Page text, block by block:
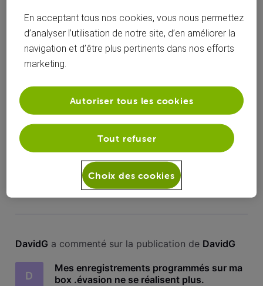
D mercredi 14 juin 2017
Suppression de BETV Addict
Bonjour, je souhaiterais arrêter l’abonnement Be
addict...comment procéder?
0
DavidG a commenté sur la publication de DavidG
D
Mes enregistrements programmés sur ma
box .évasion ne se réalisent plus.
En acceptant tous nos cookies, vous nous permettez
d’analyser l’utilisation de notre site, d’en améliorer la
navigation et d’être plus pertinents dans nos efforts
marketing.
Tout refuser
Autoriser tous les cookies
Choix des cookies